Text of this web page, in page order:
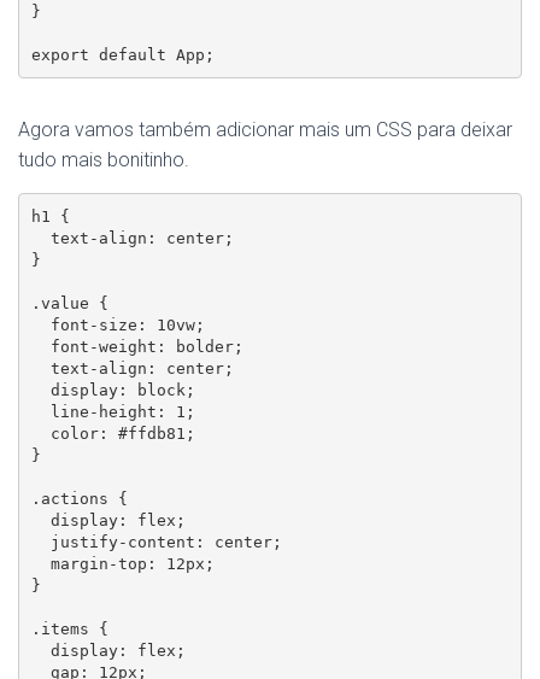
}
export default App;
Agora vamos também adicionar mais um CSS para deixar
tudo mais bonitinho.
h1 {
}
.value {
}
.actions {
}
.items {